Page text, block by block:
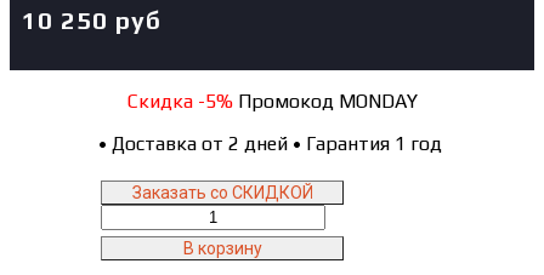
10 250 руб
Скидка -5%Промокод MONDAY
• Доставка от 2 дней • Гарантия 1 год
Заказать со СКИДКОЙ
товара
ECO
В корзину